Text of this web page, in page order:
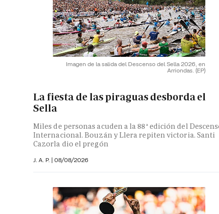
Imagen de la salida del Descenso del Sella 2026, en
Arriondas. (EP)
La fiesta de las piraguas desborda el
Sella
Miles de personas acuden a la 88ª edición del
Internacional. Bouzán y Llera repiten victoria. Santi
Cazorla dio el pregón
J. A. P. | 08/08/2026